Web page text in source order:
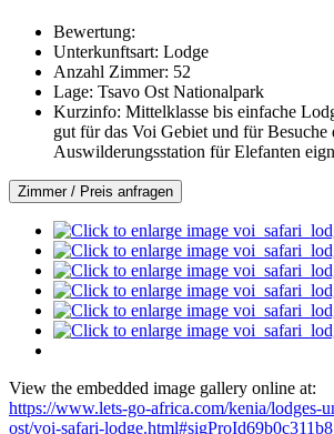
Bewertung:
Unterkunftsart: Lodge
Anzahl Zimmer: 52
Lage: Tsavo Ost Nationalpark
Kurzinfo: Mittelklasse bis einfache
gut für das Voi Gebiet und für Besuche
Auswilderungsstation für Elefanten
Zimmer / Preis anfragen
View the embedded image gallery online at:
https://www.lets-go-africa.com/kenia/lodges-
ost/voi-safari-lodge.html#sigProId69b0c311b8